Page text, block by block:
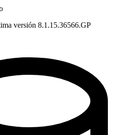
versión 8.1.15.36566.GP